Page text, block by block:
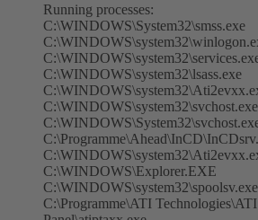
Running processes:
C:\WINDOWS\System32\smss.exe
C:\WINDOWS\system32\lsass.exe
C:\WINDOWS\system32\svchost.exe
C:\WINDOWS\Explorer.EXE
C:\WINDOWS\system32\spoolsv.exe
C:\Programme\ATI